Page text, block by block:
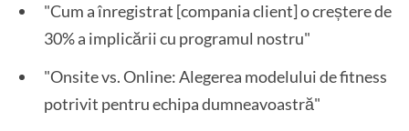
"Cum a înregistrat [compania client] o creștere de
30% a implicării cu programul nostru"
"Onsite vs. Online: Alegerea modelului de fitness
potrivit pentru echipa dumneavoastră"